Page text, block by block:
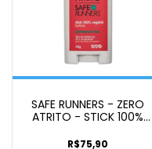
SAFE RUNNERS - ZERO
ATRITO - STICK 100%
R$75,90